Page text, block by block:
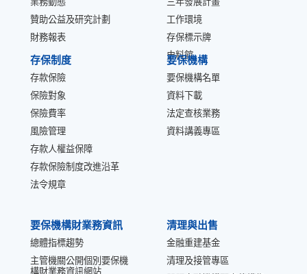
贊助公益及研究計劃
財務報表
工作環境
存保標示牌
史料館
存保制度
存款保險
保險對象
保險費率
風險管理
存款人權益保障
存款保險制度改進沿革
法令規章
要保機構
要保機構名單
資料下載
法定查核業務
資料講義專區
要保機構財業務資訊
總體指標趨勢
主管機關公開個別要保機
構財業務資訊網站
清理與出售
金融重建基金
清理及接管專區